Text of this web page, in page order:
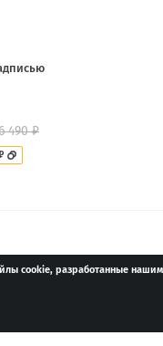
490 ₽
cookie, разработанные